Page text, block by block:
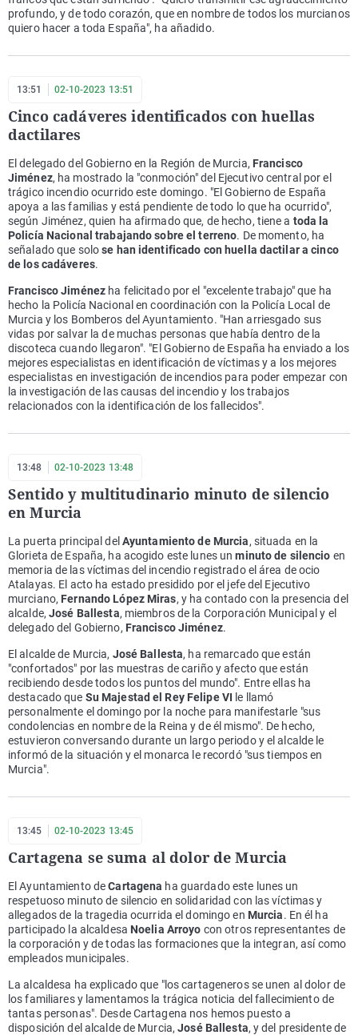
profundo, y de todo corazón, que en nombre de todos los murcianos
quiero hacer a toda España", ha añadido.
13:51 02-10-2023 13:51
Cinco cadáveres identificados con huellas
dactilares
El delegado del Gobierno en la Región de Murcia, Francisco
Jiménez, ha mostrado la "conmoción" del Ejecutivo central por el
trágico incendio ocurrido este domingo. "El Gobierno de España
apoya a las familias y está pendiente de todo lo que ha ocurrido",
según Jiménez, quien ha afirmado que, de hecho, tiene a toda la
Policía Nacional trabajando sobre el terreno. De momento, ha
señalado que solose han identificado con huella dactilar a cinco
de los cadáveres.
Francisco Jiménez ha felicitado por el "excelente trabajo" que ha
hecho la Policía Nacional en coordinación con la Policía Local de
Murcia y los Bomberos del Ayuntamiento. "Han arriesgado sus
vidas por salvar la de muchas personas que había dentro de la
discoteca cuando llegaron". "El Gobierno de España ha enviado a los
mejores especialistas en identificación de víctimas y a los mejores
especialistas en investigación de incendios para poder empezar con
la investigación de las causas del incendio y los trabajos
relacionados con la identificación de los fallecidos".
13:48 02-10-2023 13:48
Sentido y multitudinario minuto de silencio
en Murcia
La puerta principal del Ayuntamiento de Murcia, situada en la
Glorieta de España, ha acogido este lunes unminuto de silencio en
memoria de las víctimas del incendio registrado el área de ocio
Atalayas. El acto ha estado presidido por el jefe del Ejecutivo
murciano, Fernando López Miras, y ha contado con la presencia del
alcalde,José Ballesta, miembros de la Corporación Municipal y el
delegado del Gobierno, Francisco Jiménez.
El alcalde de Murcia, José Ballesta, ha remarcado que están
"confortados" por las muestras de cariño y afecto que están
recibiendo desde todos los puntos del mundo". Entre ellas ha
destacado que Su Majestad el Rey Felipe VI le llamó
personalmente el domingo por la noche para manifestarle "sus
condolencias en nombre de la Reina y de él mismo". De hecho,
estuvieron conversando durante un largo periodo y el alcalde le
informó de la situación y el monarca le recordó "sus tiempos en
Murcia".
13:45 02-10-2023 13:45
Cartagena se suma al dolor de Murcia
El Ayuntamiento deCartagena ha guardado este lunes un
respetuoso minuto de silencio en solidaridad con las víctimas y
allegados de la tragedia ocurrida el domingo en Murcia. En él ha
participado la alcaldesa Noelia Arroyo con otros representantes de
la corporación y de todas las formaciones que la integran, así como
empleados municipales.
La alcaldesa ha explicado que "los cartageneros se unen al dolor de
los familiares y lamentamos la trágica noticia del fallecimiento de
tantas personas". Desde Cartagena nos hemos puesto a
disposición del alcalde de Murcia,José Ballesta, y del presidente de